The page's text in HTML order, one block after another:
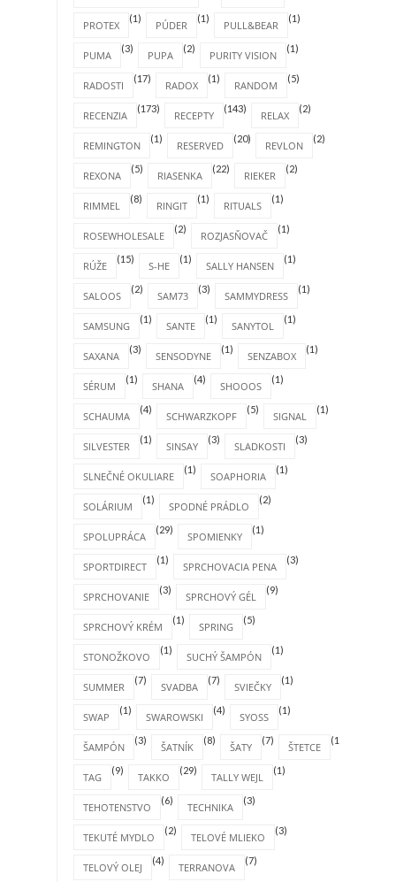
PROTEX
(1)
PÚDER
(1)
PULL&BEAR
(1)
PUMA
(3)
PUPA
(2)
PURITY VISION
(1)
RADOSTI
(17)
RADOX
(1)
RANDOM
(5)
RECENZIA
(173)
RECEPTY
(143)
RELAX
(2)
REMINGTON
(1)
RESERVED
(20)
REVLON
(2)
REXONA
(5)
RIASENKA
(22)
RIEKER
(2)
RIMMEL
(8)
RINGIT
(1)
RITUALS
(1)
ROSEWHOLESALE
(2)
ROZJASŇOVAČ
(1)
RÚŽE
(15)
S-HE
(1)
SALLY HANSEN
(1)
SALOOS
(2)
SAM73
(3)
SAMMYDRESS
(1)
SAMSUNG
(1)
SANTE
(1)
SANYTOL
(1)
SAXANA
(3)
SENSODYNE
(1)
SENZABOX
(1)
SÉRUM
(1)
SHANA
(4)
SHOOOS
(1)
SCHAUMA
(4)
SCHWARZKOPF
(5)
SIGNAL
(1)
SILVESTER
(1)
SINSAY
(3)
SLADKOSTI
(3)
SLNEČNÉ OKULIARE
(1)
SOAPHORIA
(1)
SOLÁRIUM
(1)
SPODNÉ PRÁDLO
(2)
SPOLUPRÁCA
(29)
SPOMIENKY
(1)
SPORTDIRECT
(1)
SPRCHOVACIA PENA
(3)
SPRCHOVANIE
(3)
SPRCHOVÝ GÉL
(9)
SPRCHOVÝ KRÉM
(1)
SPRING
(5)
STONOŽKOVO
(1)
SUCHÝ ŠAMPÓN
(1)
SUMMER
(7)
SVADBA
(7)
SVIEČKY
(1)
SWAP
(1)
SWAROWSKI
(4)
SYOSS
(1)
ŠAMPÓN
(3)
ŠATNÍK
(8)
ŠATY
(7)
ŠTETCE
(1)
TAG
(9)
TAKKO
(29)
TALLY WEJL
(1)
TEHOTENSTVO
(6)
TECHNIKA
(3)
TEKUTÉ MYDLO
(2)
TELOVÉ MLIEKO
(3)
TELOVÝ OLEJ
(4)
TERRANOVA
(7)